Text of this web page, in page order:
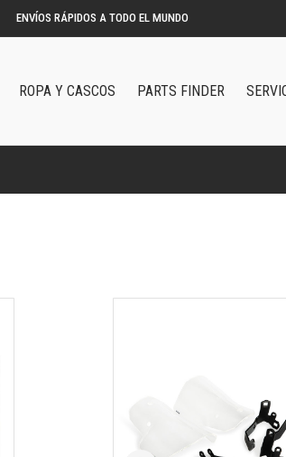
ENVÍOS RÁPIDOS A TODO EL MUNDO
ROPA Y CASCOS PARTS FINDER